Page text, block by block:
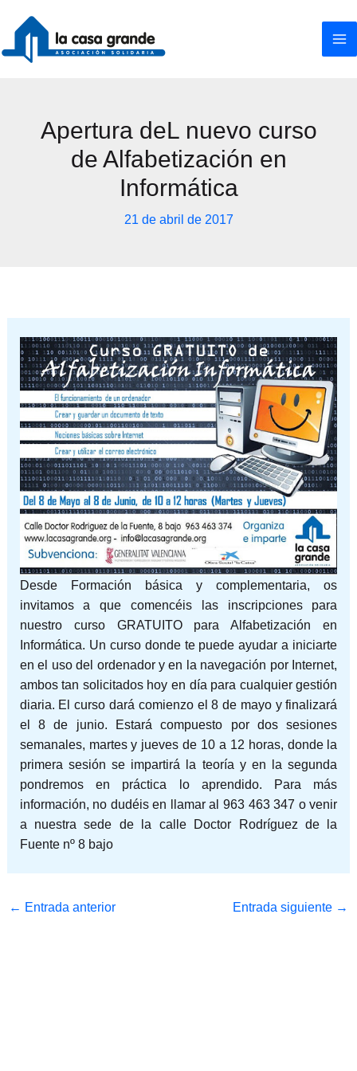
contenido
Apertura deL nuevo curso
de Alfabetización en
Informática
21 de abril de 2017
Desde Formación básica y complementaria, os
invitamos a que comencéis las inscripciones para
nuestro curso GRATUITO para Alfabetización en
Informática. Un curso donde te puede ayudar a iniciarte
en el uso del ordenador y en la navegación por Internet,
ambos tan solicitados hoy en día para cualquier gestión
diaria. El curso dará comienzo el 8 de mayo y finalizará
el 8 de junio. Estará compuesto por dos sesiones
semanales, martes y jueves de 10 a 12 horas, donde la
primera sesión se impartirá la teoría y en la segunda
pondremos en práctica lo aprendido. Para más
información, no dudéis en llamar al 963 463 347 o venir
a nuestra sede de la calle Doctor Rodríguez de la
Fuente nº 8 bajo
← Entrada anterior Entrada siguiente →